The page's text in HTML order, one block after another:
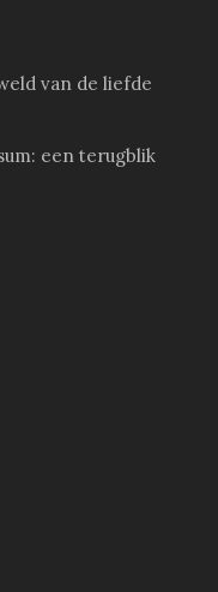
van de liefde
een terugblik